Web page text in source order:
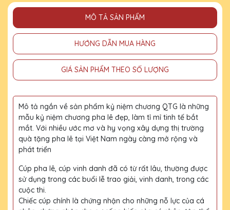
MÔ TẢ SẢN PHẨM
HƯỚNG DẪN MUA HÀNG
GIÁ SẢN PHẨM THEO SỐ LƯỢNG
Mô tả ngắn về sản phẩm kỷ niệm chương QTG là những
mẫu kỷ niệm chương pha lê đẹp, làm tỉ mỉ tinh tế bắt
mắt. Với nhiều ước mơ và hy vọng xây dựng thị trường
quà tặng pha lê tại Việt Nam ngày càng mở rộng và
phát triển
Cúp pha lê, cúp vinh danh đã có từ rất lâu, thường được
sử dụng trong các buổi lễ trao giải, vinh danh, trong các
cuộc thi.
Chiếc cúp chính là chứng nhận cho những nỗ lực của cá